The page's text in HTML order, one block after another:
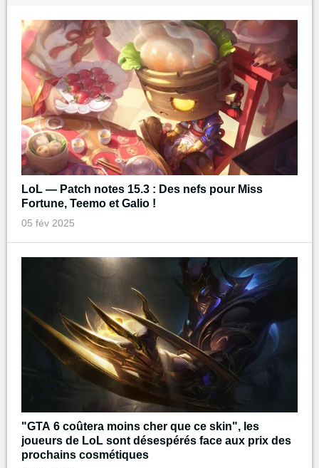
LoL — Patch notes 15.3 : Des nefs pour Miss
Fortune, Teemo et Galio !
05 fév 2025
"GTA 6 coûtera moins cher que ce skin", les
joueurs de LoL sont désespérés face aux prix des
prochains cosmétiques